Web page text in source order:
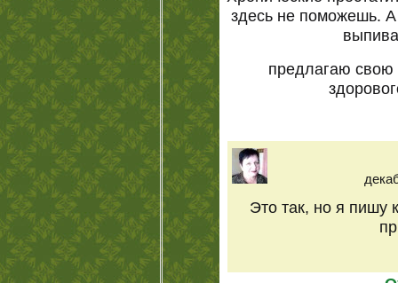
здесь не поможешь.
предлагаю
Это так, но я пишу